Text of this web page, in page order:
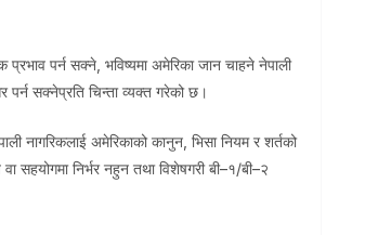
प्रभाव पर्न सक्ने, भविष्यमा अमेरिका जान चाहने नेपाली
पर्न सक्नेप्रति चिन्ता व्यक्त गरेको छ।
नागरिकलाई अमेरिकाको कानुन, भिसा नियम र शर्तको
सहयोगमा निर्भर नहुन तथा विशेषगरी बी–१/बी–२